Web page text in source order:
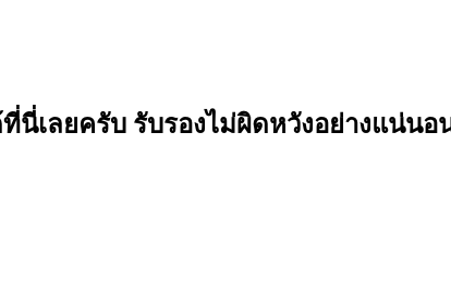
เลยครับ รับรองไม่ผิดหวังอย่างแน่นอ